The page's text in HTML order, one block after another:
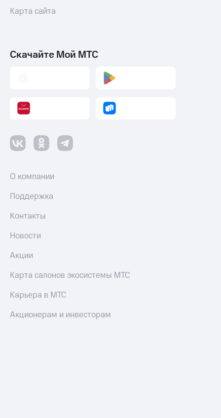
Карта сайта
Скачайте Мой МТС
О компании
Поддержка
Контакты
Новости
Акции
Карта салонов экосистемы МТС
Карьера в МТС
Акционерам и инвесторам